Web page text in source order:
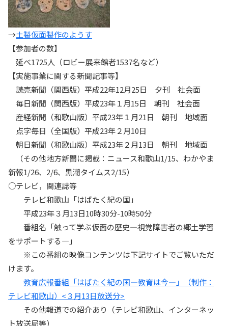
→土製仮面製作のようす
【参加者の数】
延べ1725人（ロビー展来館者1537名など）
【実施事業に関する新聞記事等】
読売新聞（関西版）平成22年12月25日 夕刊 社会面
毎日新聞（関西版）平成23年１月15日 朝刊 社会面
産経新聞（和歌山版）平成23年１月21日 朝刊 地域面
点字毎日（全国版）平成23年２月10日
朝日新聞（和歌山版）平成23年２月13日 朝刊 地域面
（その他地方新聞に掲載：ニュース和歌山1/15、わかやま
新報1/26、2/6、黒潮タイムス2/15）
○テレビ，関連誌等
テレビ和歌山「はばたく紀の国」
平成23年３月13日10時30分-10時50分
番組名「触って学ぶ仮面の歴史―視覚障害者の郷土学習
をサポートする―」
※この番組の映像コンテンツは下記サイトでご覧いただ
けます。
教育広報番組「はばたく紀の国―教育は今―」（制作：
テレビ和歌山）<３月13日放送分>
その他報道での紹介あり（テレビ和歌山、インターネッ
ト放送局等）